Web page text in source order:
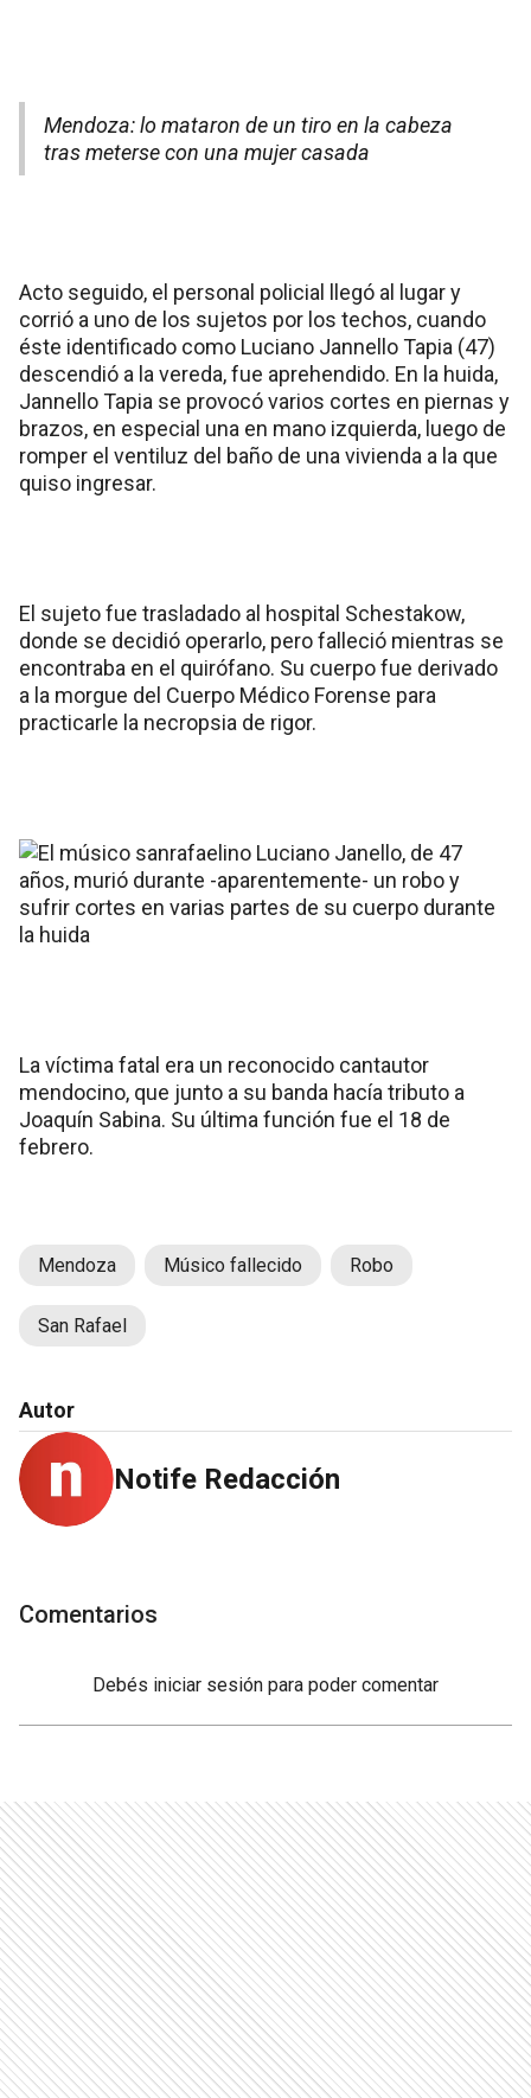
Mendoza: lo mataron de un tiro en la cabeza
tras meterse con una mujer casada
Acto seguido, el personal policial llegó al lugar y
corrió a uno de los sujetos por los techos, cuando
éste identificado como Luciano Jannello Tapia (47)
descendió a la vereda, fue aprehendido. En la huida,
Jannello Tapia se provocó varios cortes en piernas y
brazos, en especial una en mano izquierda, luego de
romper el ventiluz del baño de una vivienda a la que
quiso ingresar.
El sujeto fue trasladado al hospital Schestakow,
donde se decidió operarlo, pero falleció mientras se
encontraba en el quirófano. Su cuerpo fue derivado
a la morgue del Cuerpo Médico Forense para
practicarle la necropsia de rigor.
La víctima fatal era un reconocido cantautor
mendocino, que junto a su banda hacía tributo a
Joaquín Sabina. Su última función fue el 18 de
febrero.
Mendoza Músico fallecido Robo
San Rafael
Autor
Notife Redacción
Comentarios
Debés iniciar sesión para poder comentar